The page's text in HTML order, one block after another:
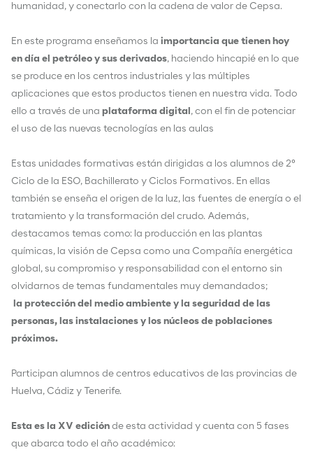
humanidad, y conectarlo con la cadena de valor de Cepsa.
En este programa enseñamos la importancia que tienen hoy
en día el petróleo y sus derivados, haciendo hincapié en lo que
se produce en los centros industriales y las múltiples
aplicaciones que estos productos tienen en nuestra vida. Todo
ello a través de una plataforma digital , con el fin de potenciar
el uso de las nuevas tecnologías en las aulas
Estas unidades formativas están dirigidas a los alumnos de 2º
Ciclo de la ESO, Bachillerato y Ciclos Formativos. En ellas
también se enseña el origen de la luz, las fuentes de energía o el
tratamiento y la transformación del crudo. Además,
destacamos temas como: la producción en las plantas
químicas, la visión de Cepsa como una Compañía energética
global, su compromiso y responsabilidad con el entorno sin
olvidarnos de temas fundamentales muy demandados;
la protección del medio ambiente y la seguridad de las
personas, las instalaciones y los núcleos de poblaciones
próximos.
Participan alumnos de centros educativos de las provincias de
Huelva, Cádiz y Tenerife.
Esta es la XV edición de esta actividad y cuenta con 5 fases
que abarca todo el año académico: